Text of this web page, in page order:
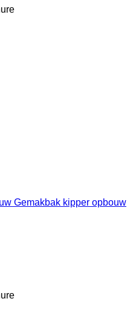
Gemakbak kipper opbouw